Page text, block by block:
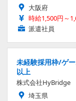
大阪府
時給1,500円～
派遣社員
未経験採用枠/ゲ
以上
株式会社HyBridge
埼玉県